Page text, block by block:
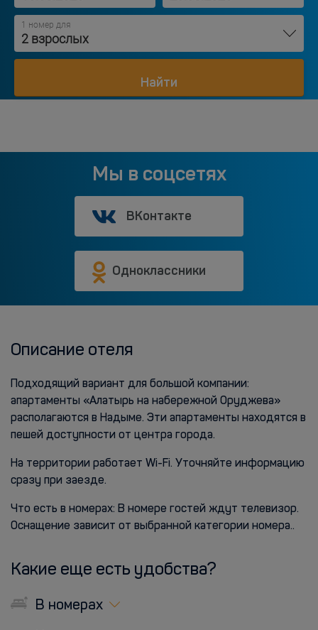
1 номер для
2 взрослых
Найти
Мы в соцсетях
ВКонтакте
Одноклассники
Описание отеля
Подходящий вариант для большой компании:
апартаменты «Алатырь на набережной Оруджева»
располагаются в Надыме. Эти апартаменты находятся в
пешей доступности от центра города.
На территории работает Wi-Fi. Уточняйте информацию
сразу при заезде.
Что есть в номерах: В номере гостей ждут телевизор.
Оснащение зависит от выбранной категории номера..
Какие еще есть удобства?
В номерах